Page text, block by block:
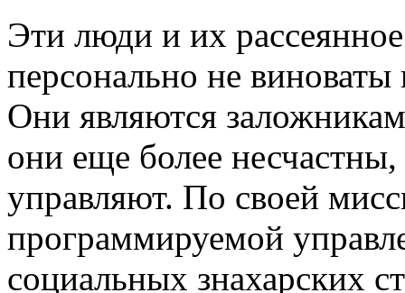
Эти люди и их
персонально не виноваты
Они являются
они еще более
управляют. По своей
программируемой
социальных знахарских